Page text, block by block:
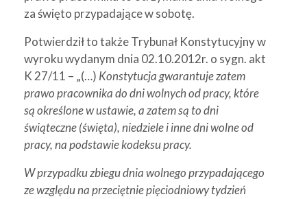
za święto przypadające w sobotę.
Potwierdził to także Trybunał Konstytucyjny w
wyroku wydanym dnia 02.10.2012r. o sygn. akt
K 27/11 – „(…) Konstytucja gwarantuje zatem
prawo pracownika do dni wolnych od pracy, które
są określone w ustawie, a zatem są to dni
świąteczne (święta), niedziele i inne dni wolne od
pracy, na podstawie kodeksu pracy.
W przypadku zbiegu dnia wolnego przypadającego
ze względu na przeciętnie pięciodniowy tydzień